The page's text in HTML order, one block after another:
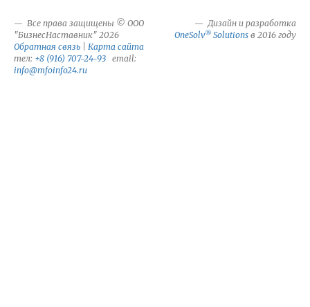
Все права защищены © ООО
"БизнесНаставник" 2026
Обратная связь
Карта сайта
тел: +8 (916) 707-24-93 email:
info@mfoinfo24.ru
Дизайн и разработка
OneSolv® Solutions в 2016 году